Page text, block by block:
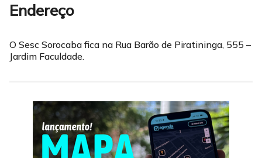
Endereço
O Sesc Sorocaba fica na Rua Barão de Piratininga, 555 –
Jardim Faculdade.